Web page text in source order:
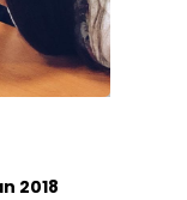
2018